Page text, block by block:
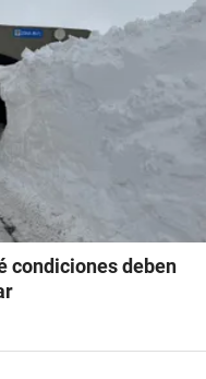
condiciones deben